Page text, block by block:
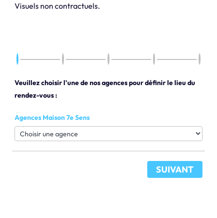
Visuels non contractuels.
Veuillez choisir l'une de nos agences pour définir le lieu du
rendez-vous :
Agences Maison 7e Sens
SUIVANT